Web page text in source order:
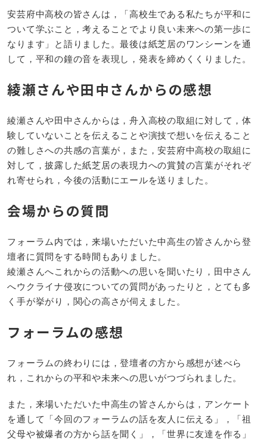
安芸府中高校の皆さんは，「高校生である私たちが平和に
ついて学ぶこと，考えることでより良い未来への第一歩に
なります」と語りました。最後は紙芝居のワンシーンを通
して，平和の鐘の音を表現し，発表を締めくくりました。
綾瀬さんや田中さんからの感想
綾瀬さんや田中さんからは，舟入高校の取組に対して，体
験していないことを伝えることや演技で想いを伝えること
の難しさへの共感の言葉が，また，安芸府中高校の取組に
対して，披露した紙芝居の表現力への賞賛の言葉がそれぞ
れ寄せられ，今後の活動にエールを送りました。
会場からの質問
フォーラム内では，来場いただいた中高生の皆さんから登
壇者に質問をする時間もありました。
綾瀬さんへこれからの活動への思いを聞いたり，田中さん
へウクライナ侵攻についての質問があったりと，とても多
く手が挙がり，関心の高さが伺えました。
フォーラムの感想
フォーラムの終わりには，登壇者の方から感想が述べら
れ，これからの平和や未来への思いがつづられました。
また，来場いただいた中高生の皆さんからは，アンケート
を通して「今回のフォーラムの話を友人に伝える」，「祖
父母や被爆者の方から話を聞く」，「世界に友達を作る」